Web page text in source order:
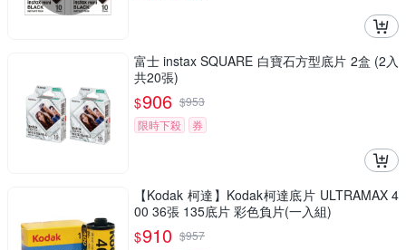
富士 instax SQUARE 白寶石方型底片 2盒 (2入
共20張)
$906 $953
限時下殺
券
【Kodak 柯達】Kodak柯達底片 ULTRAMAX 4
00 36張 135底片 彩色負片(一入組)
$910 $957